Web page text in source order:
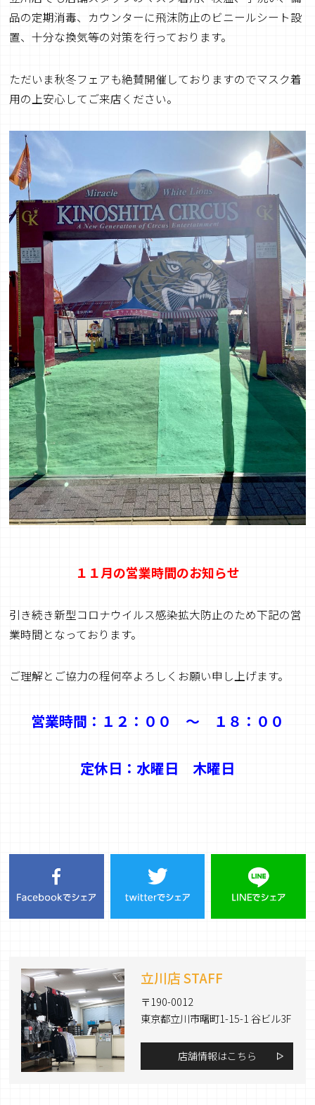
品の定期消毒、カウンターに飛沫防止のビニールシート設
置、十分な換気等の対策を行っております。
ただいま秋冬フェアも絶賛開催しておりますのでマスク着
用の上安心してご来店ください。
１１月の営業時間のお知らせ
引き続き新型コロナウイルス感染拡大防止のため下記の営
業時間となっております。
ご理解とご協力の程何卒よろしくお願い申し上げます。
営業時間：１２：００ ～ １８：００
定休日：水曜日 木曜日
立川店 STAFF
〒190-0012
東京都立川市曙町1-15-1 谷ビル3F
店舗情報はこちら